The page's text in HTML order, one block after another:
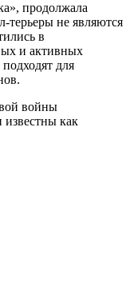
продолжала
терьеры не являются
в
и активных
для
войны
известны как